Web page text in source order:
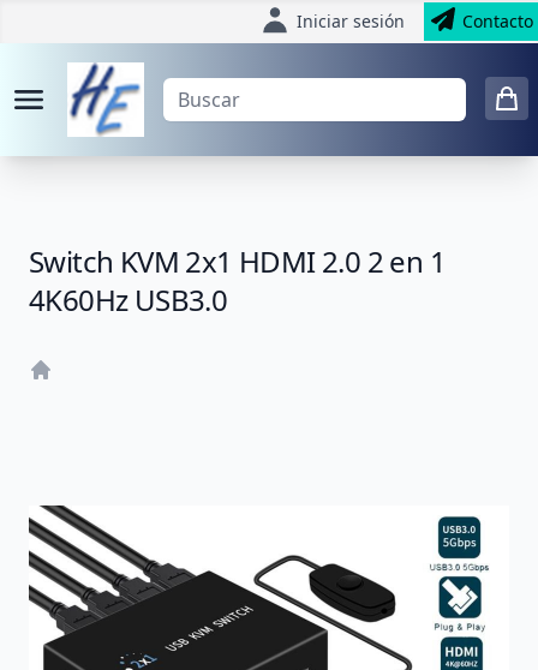
Iniciar sesión Contacto
Switch KVM 2x1 HDMI 2.0 2 en 1
4K60Hz USB3.0